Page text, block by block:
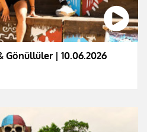
Gönüllüler | 10.06.2026